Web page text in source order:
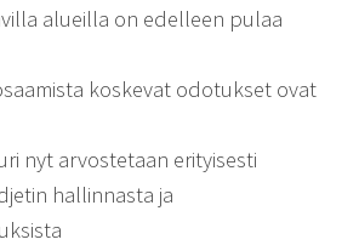
alueilla on edelleen pulaa
koskevat odotukset ovat
nyt arvostetaan erityisesti
hallinnasta ja